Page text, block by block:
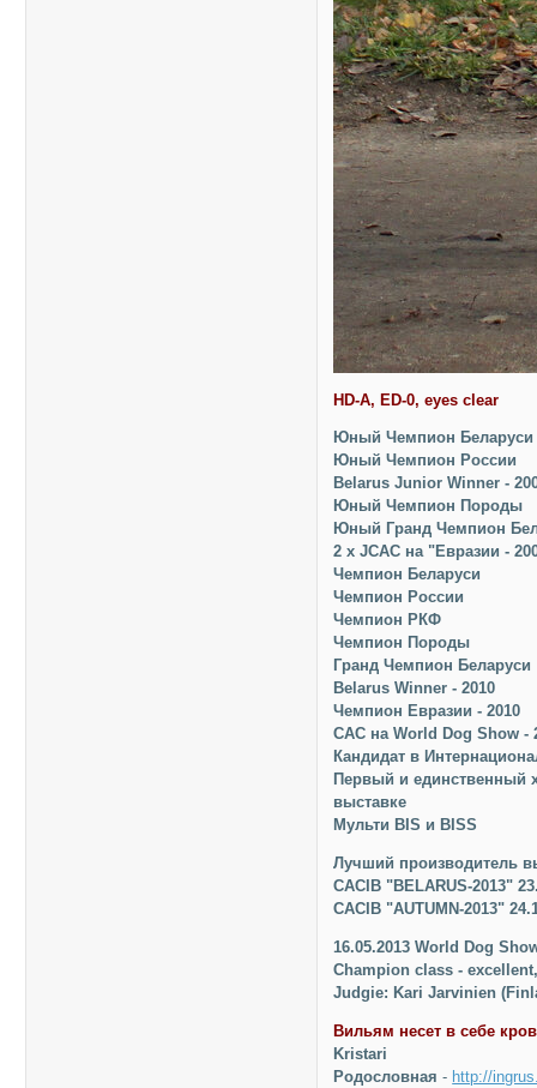
HD-A, ED-0, eyes clear
Юный Чемпион Беларуси
Юный Чемпион России
Belarus Junior Winner -
Юный Чемпион Породы
Юный Гранд Чемпион
2 х JCAC на "Евразии -
Чемпион Беларуси
Чемпион России
Чемпион РКФ
Чемпион Породы
Гранд Чемпион Беларуси
Belarus Winner - 2010
Чемпион Евразии - 2010
САС на World Dog Show -
Кандидат в
Первый и единственный
выставке
Мульти BIS и BISS
Лучший производитель
CACIB "BELARUS-2013"
CACIB "AUTUMN-2013"
16.05.2013 World Dog
Champion class -
Judgie: Kari Jarvinien
Вильям несет в себе
Kristari
Родословная - http://